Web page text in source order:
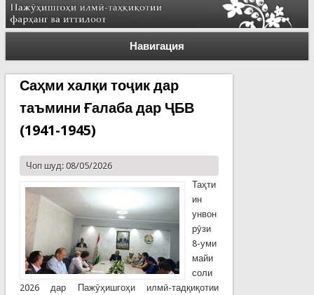
Навигация
Саҳми халқи тоҷик дар
таъмини Ғалаба дар ҶБВ
(1941-1945)
Чоп шуд: 08/05/2026
Таҳти
ин
унвон
рӯзи
8-уми
майи
соли
2026 дар Пажӯҳишгоҳи илмӣ-тадқиқотии